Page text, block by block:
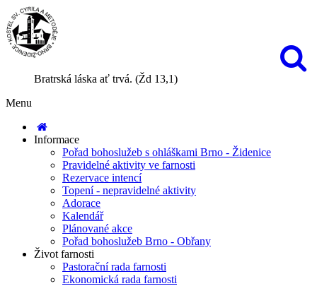
Bratrská láska ať trvá. (Žd 13,1)
Menu
Informace
Pořad bohoslužeb s ohláškami Brno - Židenice
Pravidelné aktivity ve farnosti
Rezervace intencí
Topení - nepravidelné aktivity
Adorace
Kalendář
Plánované akce
Pořad bohoslužeb Brno - Obřany
Život farnosti
Pastorační rada farnosti
Ekonomická rada farnosti